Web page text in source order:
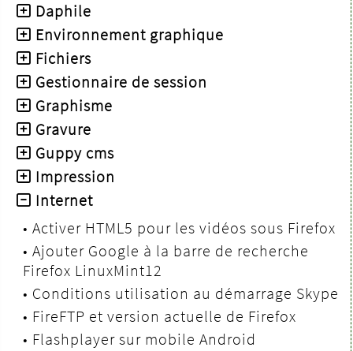
Daphile
Environnement graphique
Fichiers
Gestionnaire de session
Graphisme
Gravure
Guppy cms
Impression
Internet
• Activer HTML5 pour les vidéos sous Firefox
• Ajouter Google à la barre de recherche
Firefox LinuxMint12
• Conditions utilisation au démarrage Skype
• FireFTP et version actuelle de Firefox
• Flashplayer sur mobile Android